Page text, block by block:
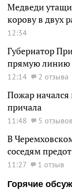
Медведи
корову в двух
12:34
Губернатор
прямую линию
12:14 2 отзыва
Пожар начался
причала
11:48 5 отзывов
В
соседям
11:27
1 отзыв
Горячие